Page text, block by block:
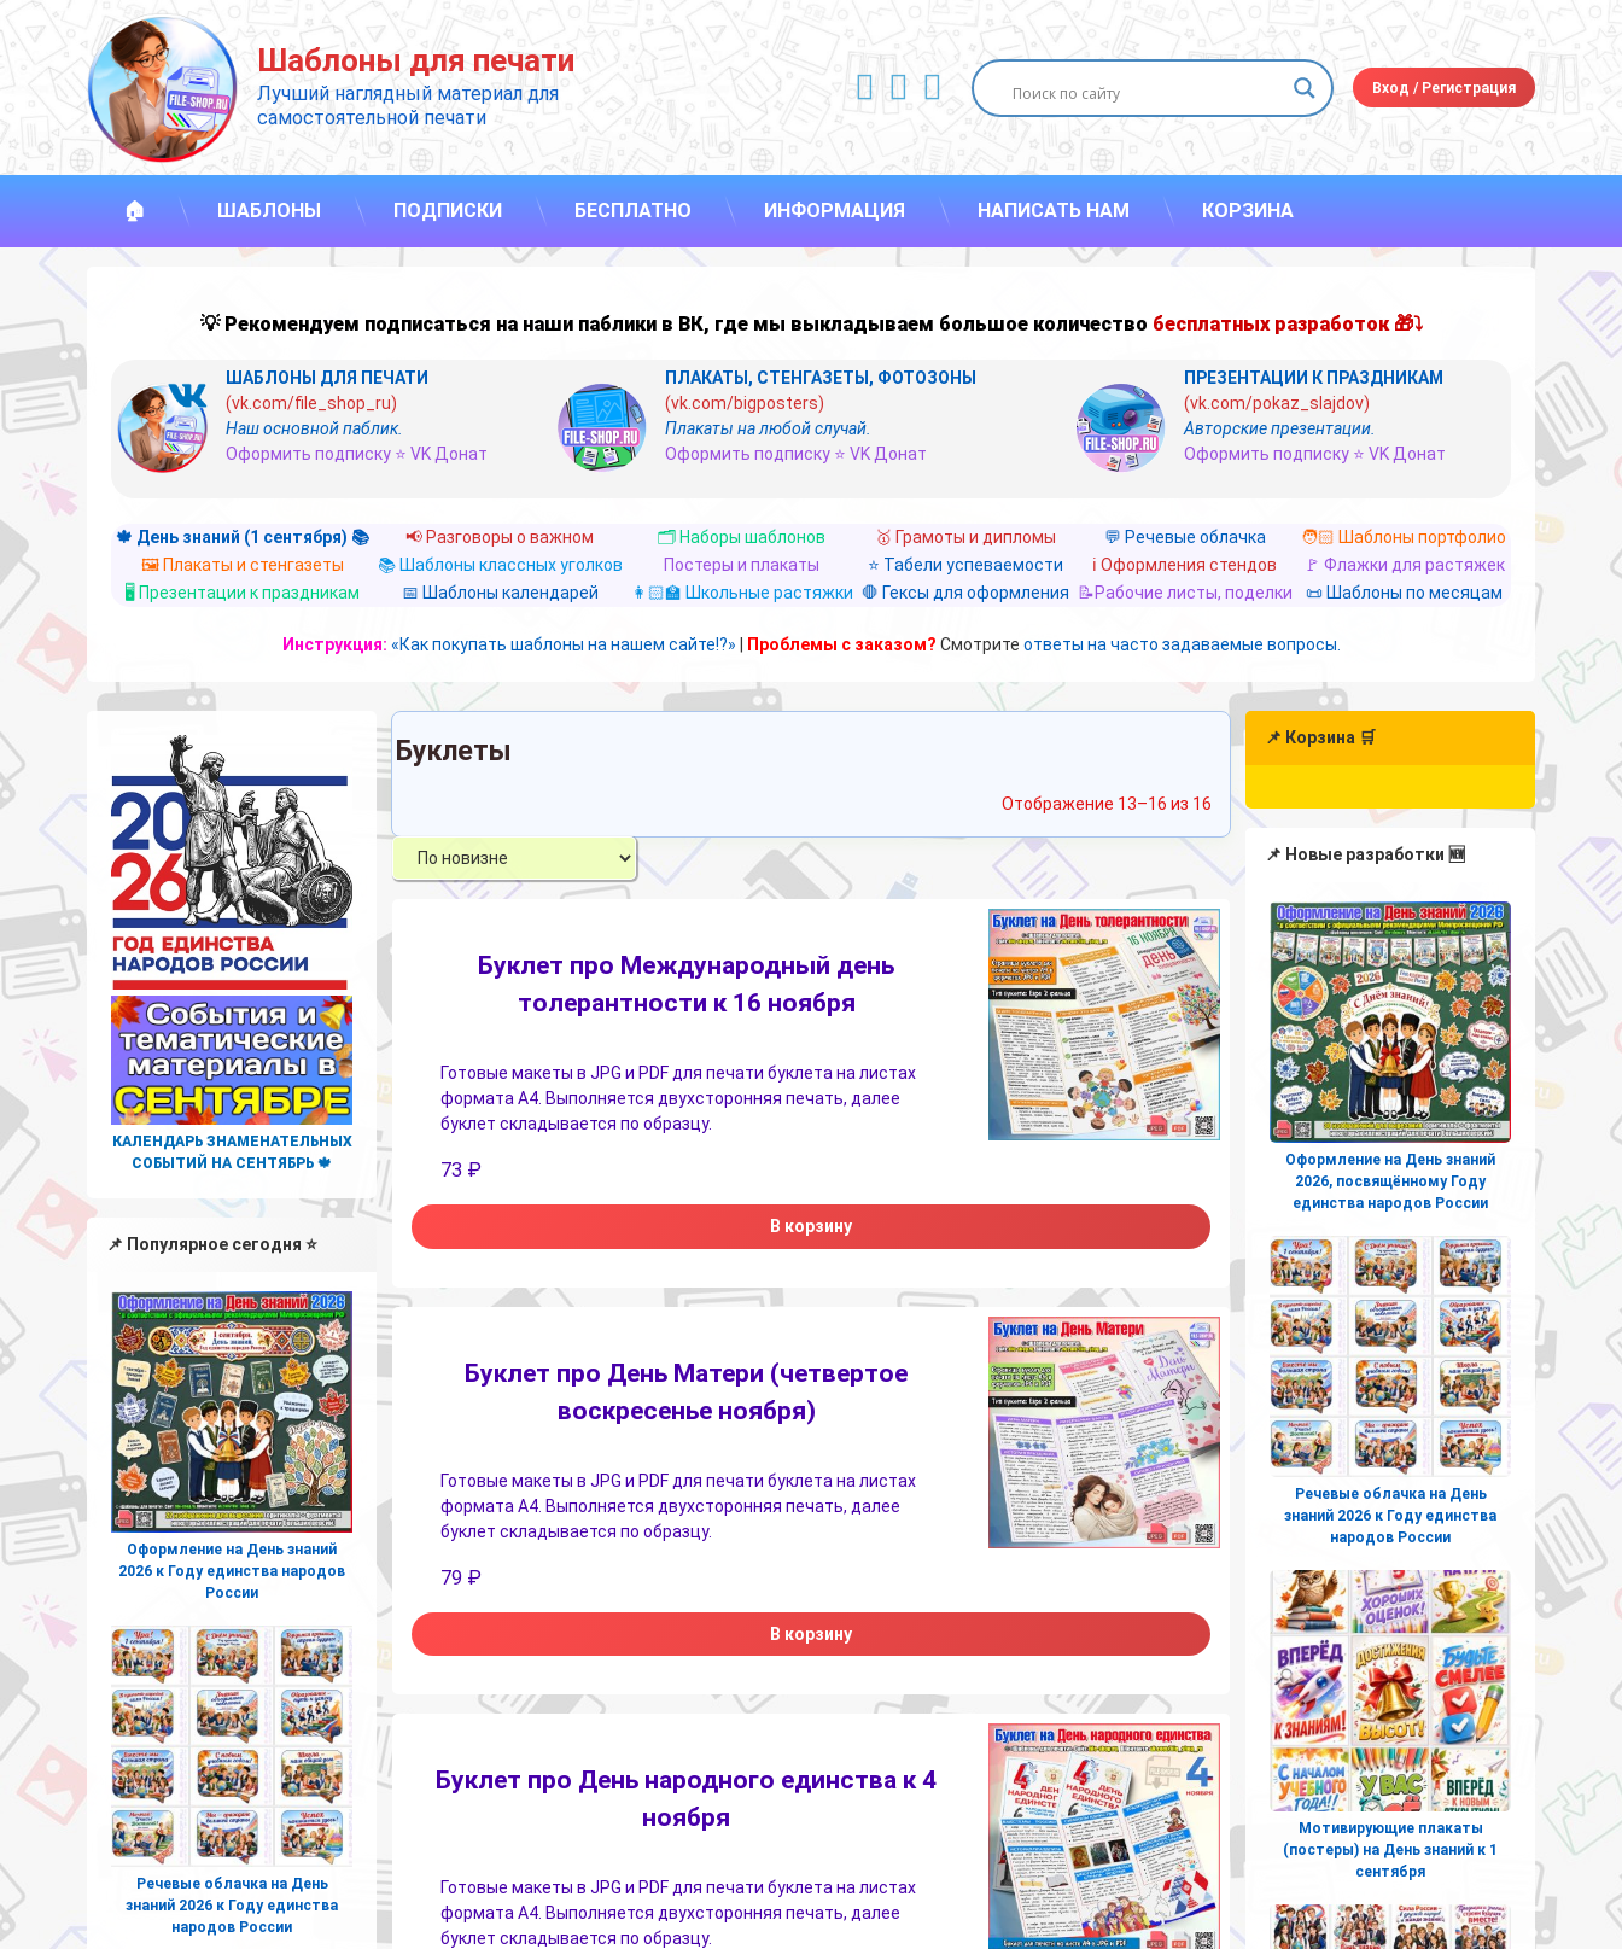
Перейти
к
содержимому
Шаблоны для печати
Лучший наглядный материал для
самостоятельной печати
ВКонтакте
YouTube
E-mail Вход /Регистрация
🏠 ШАБЛОНЫ ПОДПИСКИ БЕСПЛАТНО ИНФОРМАЦИЯ НАПИСАТЬ НАМ КОРЗИНА
💡 Рекомендуем подписаться на наши паблики в ВК, где мы выкладываем большое количество бесплатных разработок 🎁⤵
ШАБЛОНЫ ДЛЯ ПЕЧАТИ
(vk.com/file_shop_ru)
Наш основной паблик.
Оформить подписку ⭐ VK Донат
ПЛАКАТЫ, СТЕНГАЗЕТЫ, ФОТОЗОНЫ
(vk.com/bigposters)
Плакаты на любой случай.
Оформить подписку ⭐ VK Донат
ПРЕЗЕНТАЦИИ К ПРАЗДНИКАМ
(vk.com/pokaz_slajdov)
Авторские презентации.
Оформить подписку ⭐ VK Донат
🍁 День знаний (1 сентября) 📚 📢 Разговоры о важном 🗂️ Наборы шаблонов 🥇 Грамоты и дипломы 💬 Речевые облачка
🧑🏻 Шаблоны портфолио
🖼️ Плакаты и стенгазеты
📚 Шаблоны классных уголков Постеры и плакаты ⭐ Табели успеваемости ℹ️ Оформления стендов
🚩 Флажки для растяжек
🖥️ Презентации к праздникам
📅 Шаблоны календарей 👩🏻‍🏫 Школьные растяжки 🛑 Гексы для оформления 📝Рабочие листы, поделки 📜 Шаблоны по месяцам
Инструкция: «Как покупать шаблоны на нашем сайте!?» Проблемы с заказом? Смотрите ответы на часто задаваемые вопросы.
Буклеты
Отображение 13–16 из 16 Сортировка:
самые
недавние
Буклет про Международный день
толерантности к 16 ноября
Готовые макеты в JPG и PDF для печати буклета на листах
формата А4. Выполняется двухсторонняя печать, далее
буклет складывается по образцу.
73 ₽
В корзину
Буклет про День Матери (четвертое
воскресенье ноября)
Готовые макеты в JPG и PDF для печати буклета на листах
формата А4. Выполняется двухсторонняя печать, далее
буклет складывается по образцу.
79 ₽
В корзину
Буклет про День народного единства к 4
ноября
Готовые макеты в JPG и PDF для печати буклета на листах
формата А4. Выполняется двухсторонняя печать, далее
буклет складывается по образцу.
КАЛЕНДАРЬ ЗНАМЕНАТЕЛЬНЫХ
СОБЫТИЙ НА СЕНТЯБРЬ 🍁
📌 Популярное сегодня ⭐
Оформление на День знаний
2026 к Году единства народов
России
Речевые облачка на День
знаний 2026 к Году единства
народов России
📌 Корзина 🛒
📌 Новые разработки 🆕
Оформление на День знаний
2026, посвящённому Году
единства народов России
Речевые облачка на День
знаний 2026 к Году единства
народов России
Мотивирующие плакаты
(постеры) на День знаний к 1
сентября